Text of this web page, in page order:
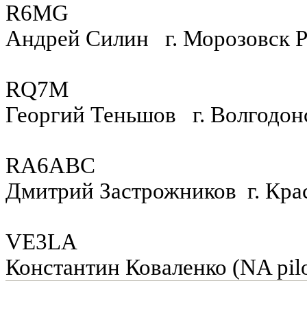
R6MG
Андрей Силин г. Морозовск
RQ7M
Георгий Теньшов г.
RA6ABC
Дмитрий Застрожников г.
VE3LA
Константин Коваленко (NA